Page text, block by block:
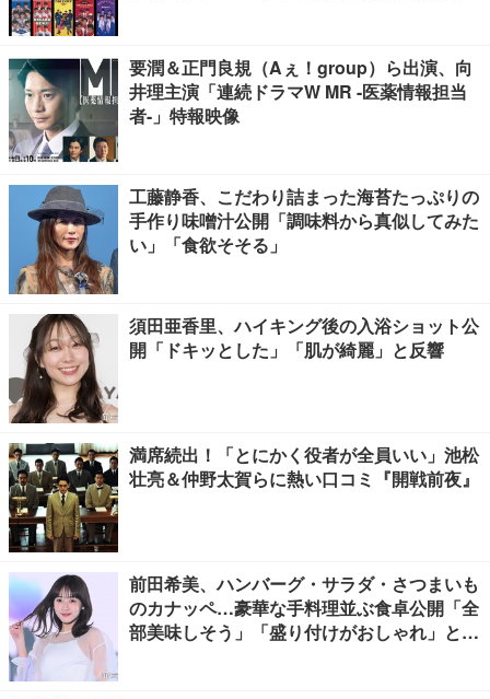
要潤＆正門良規（Aぇ！group）ら出演、向
井理主演「連続ドラマW MR -医薬情報担当
者-」特報映像
工藤静香、こだわり詰まった海苔たっぷりの
手作り味噌汁公開「調味料から真似してみた
い」「食欲そそる」
須田亜香里、ハイキング後の入浴ショット公
開「ドキッとした」「肌が綺麗」と反響
満席続出！「とにかく役者が全員いい」池松
壮亮＆仲野太賀らに熱い口コミ『開戦前夜』
前田希美、ハンバーグ・サラダ・さつまいも
のカナッペ…豪華な手料理並ぶ食卓公開「全
部美味しそう」「盛り付けがおしゃれ」と絶